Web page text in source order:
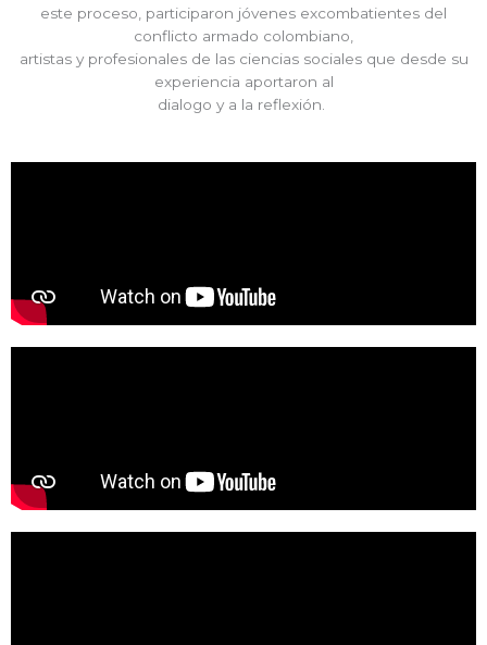
este proceso, participaron jóvenes excombatientes del
conflicto armado colombiano,
artistas y profesionales de las ciencias sociales que desde su
experiencia aportaron al
dialogo y a la reflexión.